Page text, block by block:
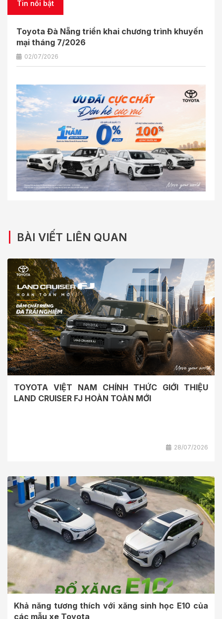
Tin nổi bật
Toyota Đà Nẵng triển khai chương trình khuyến
mại tháng 7/2026
02/07/2026
BÀI VIẾT LIÊN QUAN
TOYOTA VIỆT NAM CHÍNH THỨC GIỚI THIỆU
LAND CRUISER FJ HOÀN TOÀN MỚI
28/07/2026
Khả năng tương thích với xăng sinh học E10 của
các mẫu xe Toyota